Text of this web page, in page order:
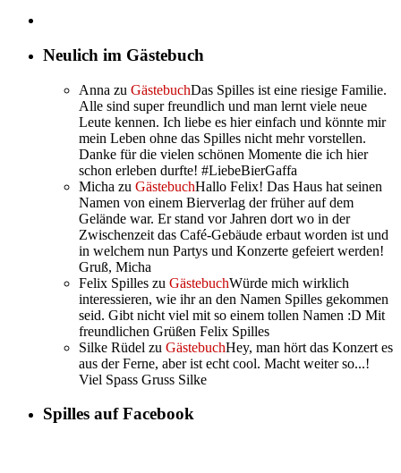
Neulich im Gästebuch
Anna zu GästebuchDas Spilles ist eine riesige Familie.
Alle sind super freundlich und man lernt viele neue
Leute kennen. Ich liebe es hier einfach und könnte mir
mein Leben ohne das Spilles nicht mehr vorstellen.
Danke für die vielen schönen Momente die ich hier
schon erleben durfte! #LiebeBierGaffa
Micha zu GästebuchHallo Felix! Das Haus hat seinen
Namen von einem Bierverlag der früher auf dem
Gelände war. Er stand vor Jahren dort wo in der
Zwischenzeit das Café-Gebäude erbaut worden ist und
in welchem nun Partys und Konzerte gefeiert werden!
Gruß, Micha
Felix Spilles zu GästebuchWürde mich wirklich
interessieren, wie ihr an den Namen Spilles gekommen
seid. Gibt nicht viel mit so einem tollen Namen :D Mit
freundlichen Grüßen Felix Spilles
Silke Rüdel zu GästebuchHey, man hört das Konzert es
aus der Ferne, aber ist echt cool. Macht weiter so...!
Viel Spass Gruss Silke
Spilles auf Facebook